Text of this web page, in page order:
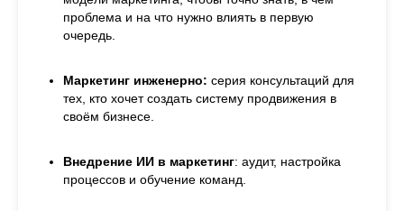
проблема и на что нужно влиять в первую
очередь.
Маркетинг инженерно: серия консультаций для
тех, кто хочет создать систему продвижения в
своём бизнесе.
Внедрение ИИ в маркетинг: аудит, настройка
процессов и обучение команд.